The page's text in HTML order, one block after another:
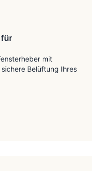
für
mit
Belüftung Ihres